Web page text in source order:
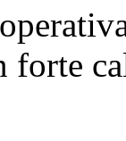
forte